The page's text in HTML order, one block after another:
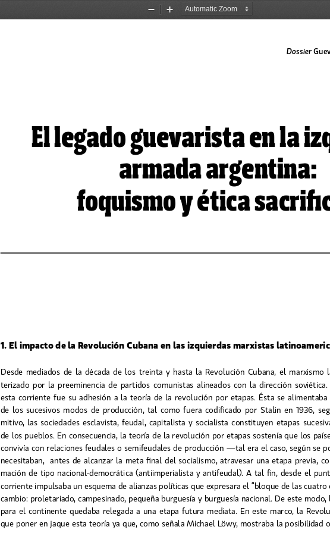
Zoom
Zoom
Dossier
El legado guevarista en la
armada argentina:
foquismo y ética
1. El impacto de la Revolución Cubana en las izquierdas marxistas
Desde  mediados  de  la  década  de  los  treinta  y  hasta  la  Revolución  Cubana,  el
terizado  por  la  preeminencia  de  partidos  comunistas  alineados  con  la  dirección  soviética.
esta  corriente  fue  su  adhesión  a  la  teoría  de  la  revolución  por  etapas.  Ésta  se
de  los  sucesivos  modos  de  producción,  tal  como  fuera  codificado  por  Stalin  en  1936,
mitivo,  las  sociedades  esclavista,  feudal,  capitalista  y  socialista  constituyen  etapas
de los pueblos. En consecuencia, la teoría de la revolución por etapas sostenía que los
convivía con relaciones feudales o semifeudales de producción —tal era el caso, según se
necesitaban,  antes de alcanzar la meta final del socialismo, atravesar una etapa previa,
mación de tipo nacional-democrática (antiimperialista y antifeudal). A tal fin, desde el
corriente impulsaba un esquema de alianzas políticas que expresara el “bloque de las
cambio: proletariado, campesinado, pequeña burguesía y burguesía nacional. De este
para el continente quedaba relegada a una etapa futura mediata. En este marco, la
que poner en jaque esta teoría ya que, como señala Michael Löwy, mostraba la posibilidad